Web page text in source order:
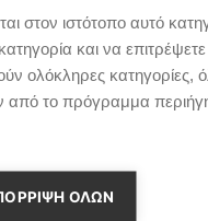
στον ιστότοπο αυτό
και να
ολόκληρες κατηγορίες,
από το πρόγραμμα
ΌΛΩΝ
Το
το